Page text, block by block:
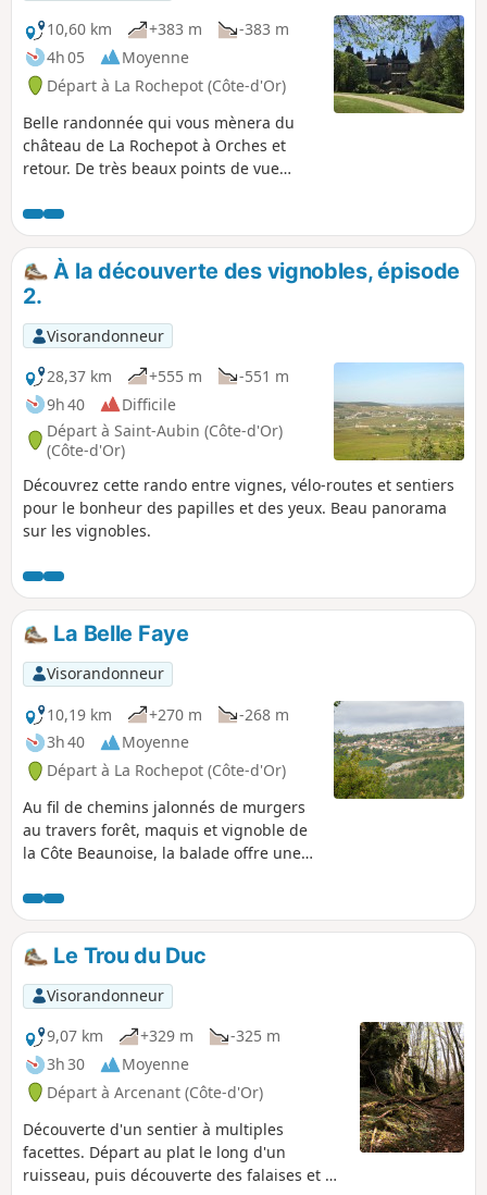
10,60 km
+383 m
-383 m
4h 05
Moyenne
Départ à La Rochepot (Côte-d'Or)
Belle randonnée qui vous mènera du
château de La Rochepot à Orches et
retour. De très beaux points de vue
agréables et de nombreuses tables de
pique-nique émaillant le parcours
pourront vous accueillir pour des
pauses bien méritées.
À la découverte des vignobles, épisode
2.
Visorandonneur
28,37 km
+555 m
-551 m
9h 40
Difficile
Départ à Saint-Aubin (Côte-d'Or)
(Côte-d'Or)
Découvrez cette rando entre vignes, vélo-routes et sentiers
pour le bonheur des papilles et des yeux. Beau panorama
sur les vignobles.
La Belle Faye
Visorandonneur
10,19 km
+270 m
-268 m
3h 40
Moyenne
Départ à La Rochepot (Côte-d'Or)
Au fil de chemins jalonnés de murgers
au travers forêt, maquis et vignoble de
la Côte Beaunoise, la balade offre une
belle échappée sur le village d'Orches
abrité sous les falaises.
Le Trou du Duc
Visorandonneur
9,07 km
+329 m
-325 m
3h 30
Moyenne
Départ à Arcenant (Côte-d'Or)
Découverte d'un sentier à multiples
facettes. Départ au plat le long d'un
ruisseau, puis découverte des falaises et du